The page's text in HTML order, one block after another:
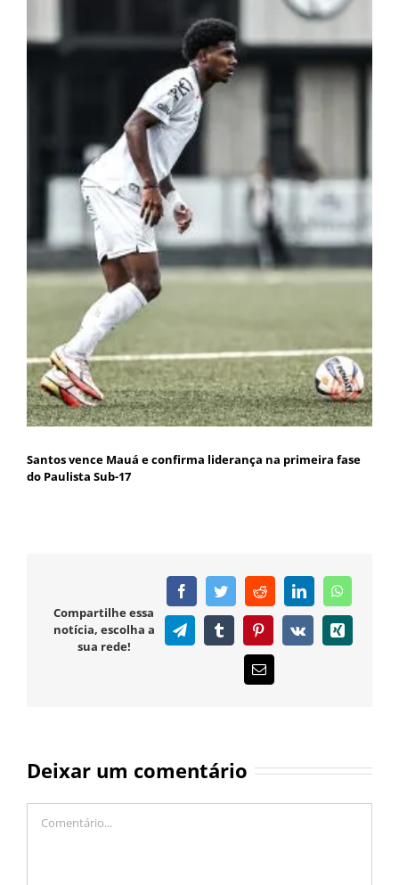
Santos vence Mauá e confirma liderança na primeira fase
do Paulista Sub-17
Compartilhe essa
notícia, escolha a
sua rede!
FacebookTwitterRedditLinkedIn
TelegramTumblr PinterestVk Xing
E-
mail
Deixar um comentário